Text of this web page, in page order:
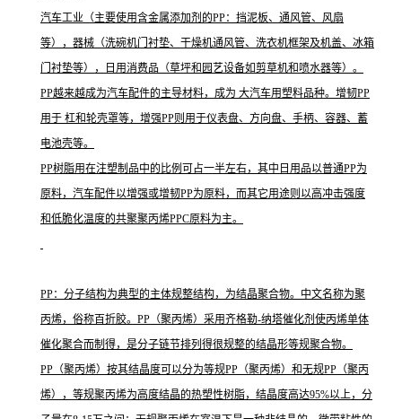
汽车工业（主要使用含金属添加剂的PP：挡泥板、通风管、风扇
等），器械（洗碗机门衬垫、干燥机通风管、洗衣机框架及机盖、冰箱
门衬垫等），日用消费品（草坪和园艺设备如剪草机和喷水器等）。
PP越来越成为汽车配件的主导材料，成为 大汽车用塑料品种。增韧PP
用于 杠和轮壳罩等，增强PP则用于仪表盘、方向盘、手柄、容器、蓄
电池壳等。
PP树脂用在注塑制品中的比例可占一半左右，其中日用品以普通PP为
原料，汽车配件以增强或增韧PP为原料，而其它用途则以高冲击强度
和低脆化温度的共聚聚丙烯PPC原料为主。
PP：分子结构为典型的主体规整结构，为结晶聚合物。中文名称为聚
丙烯，俗称百折胶。PP（聚丙烯）采用齐格勒-纳塔催化剂使丙烯单体
催化聚合而制得，是分子链节排列得很规整的结晶形等规聚合物。
PP（聚丙烯）按其结晶度可以分为等规PP（聚丙烯）和无规PP（聚丙
烯），等规聚丙烯为高度结晶的热塑性树脂，结晶度高达95%以上，分